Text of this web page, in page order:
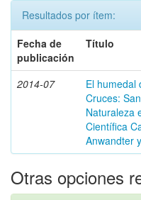
Resultados por ítem:
Fecha de
publicación
Título
2014-07
El humedal
Cruces:
Naturaleza
Científica
Anwandter
Otras opciones